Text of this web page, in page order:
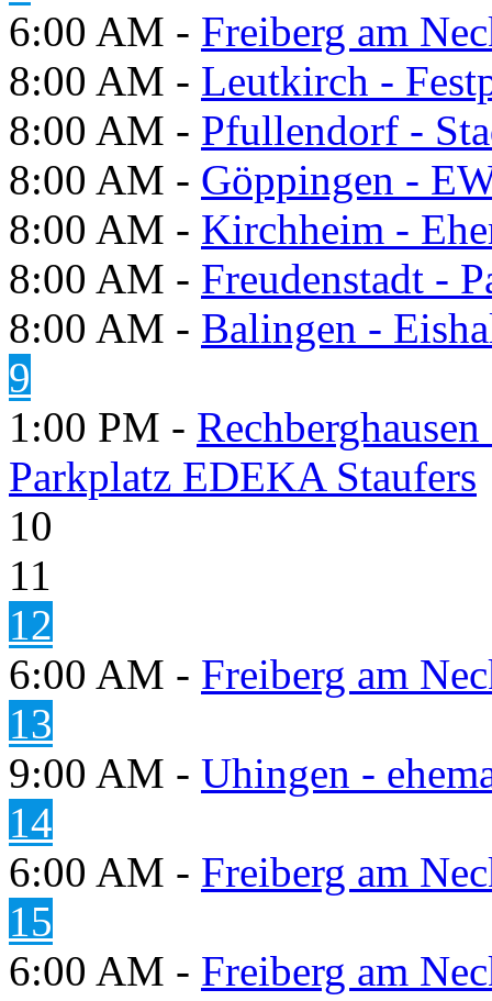
6:00 AM - Freiberg am
8:00 AM - Leutkirch -
8:00 AM - Pfullendorf -
8:00 AM - Göppingen -
8:00 AM - Kirchheim -
8:00 AM - Freudenstadt -
8:00 AM - Balingen -
9
1:00 PM -
Parkplatz EDEKA Staufers
10
11
12
6:00 AM - Freiberg am
13
9:00 AM - Uhingen -
14
6:00 AM - Freiberg am
15
6:00 AM - Freiberg am